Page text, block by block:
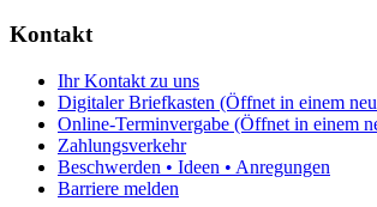
Kontakt
Ihr Kontakt zu uns
Digitaler Briefkasten (Öffnet in einem
Online-Terminvergabe (Öffnet in einem
Zahlungsverkehr
Beschwerden • Ideen • Anregungen
Barriere melden